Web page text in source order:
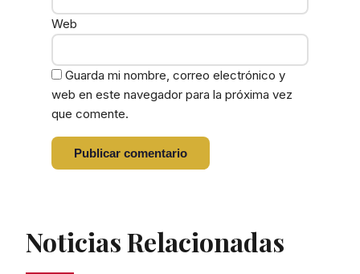
Web
Guarda mi nombre, correo electrónico y
web en este navegador para la próxima vez
que comente.
Noticias Relacionadas